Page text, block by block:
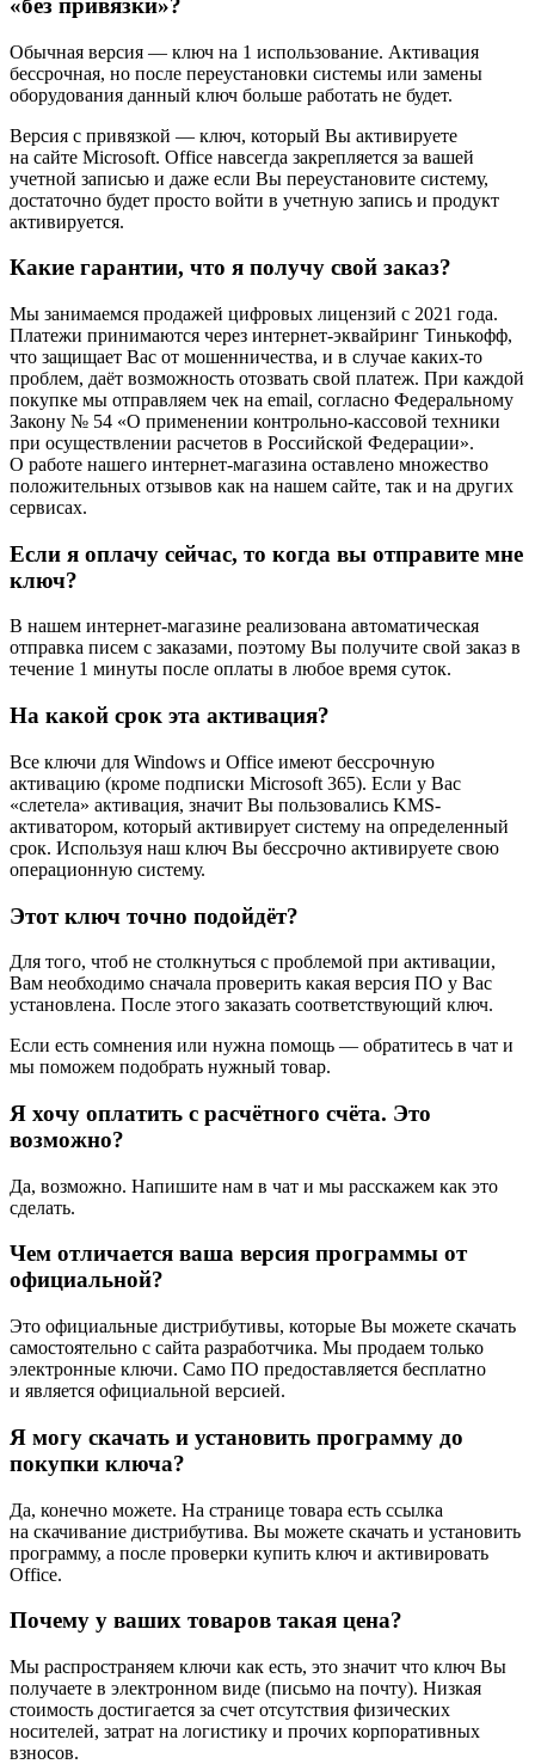
«без привязки»?
Обычная версия — ключ на 1 использование. Активация
бессрочная, но после переустановки системы или замены
оборудования данный ключ больше работать не будет.
Версия с привязкой — ключ, который Вы активируете
на сайте Microsoft. Office навсегда закрепляется за вашей
учетной записью и даже если Вы переустановите систему,
достаточно будет просто войти в учетную запись и продукт
активируется.
Какие гарантии, что я получу свой заказ?
Мы занимаемся продажей цифровых лицензий с 2021 года.
Платежи принимаются через интернет-эквайринг Тинькофф,
что защищает Вас от мошенничества, и в случае каких-то
проблем, даёт возможность отозвать свой платеж. При каждой
покупке мы отправляем чек на email, согласно Федеральному
Закону № 54 «О применении контрольно-кассовой техники
при осуществлении расчетов в Российской Федерации».
О работе нашего интернет-магазина оставлено множество
положительных отзывов как на нашем сайте, так и на других
сервисах.
Если я оплачу сейчас, то когда вы отправите мне
ключ?
В нашем интернет-магазине реализована автоматическая
отправка писем с заказами, поэтому Вы получите свой заказ в
течение 1 минуты после оплаты в любое время суток.
На какой срок эта активация?
Все ключи для Windows и Office имеют бессрочную
активацию (кроме подписки Microsoft 365). Если у Вас
«слетела» активация, значит Вы пользовались KMS-
активатором, который активирует систему на определенный
срок. Используя наш ключ Вы бессрочно активируете свою
операционную систему.
Этот ключ точно подойдёт?
Для того, чтоб не столкнуться с проблемой при активации,
Вам необходимо сначала проверить какая версия ПО у Вас
установлена. После этого заказать соответствующий ключ.
Если есть сомнения или нужна помощь — обратитесь в чат и
мы поможем подобрать нужный товар.
Я хочу оплатить с расчётного счёта. Это
возможно?
Да, возможно. Напишите нам в чат и мы расскажем как это
сделать.
Чем отличается ваша версия программы от
официальной?
Это официальные дистрибутивы, которые Вы можете скачать
самостоятельно с сайта разработчика. Мы продаем только
электронные ключи. Само ПО предоставляется бесплатно
и является официальной версией.
Я могу скачать и установить программу до
покупки ключа?
Да, конечно можете. На странице товара есть ссылка
на скачивание дистрибутива. Вы можете скачать и установить
программу, а после проверки купить ключ и активировать
Office.
Почему у ваших товаров такая цена?
Мы распространяем ключи как есть, это значит что ключ Вы
получаете в электронном виде (письмо на почту). Низкая
стоимость достигается за счет отсутствия физических
носителей, затрат на логистику и прочих корпоративных
взносов.